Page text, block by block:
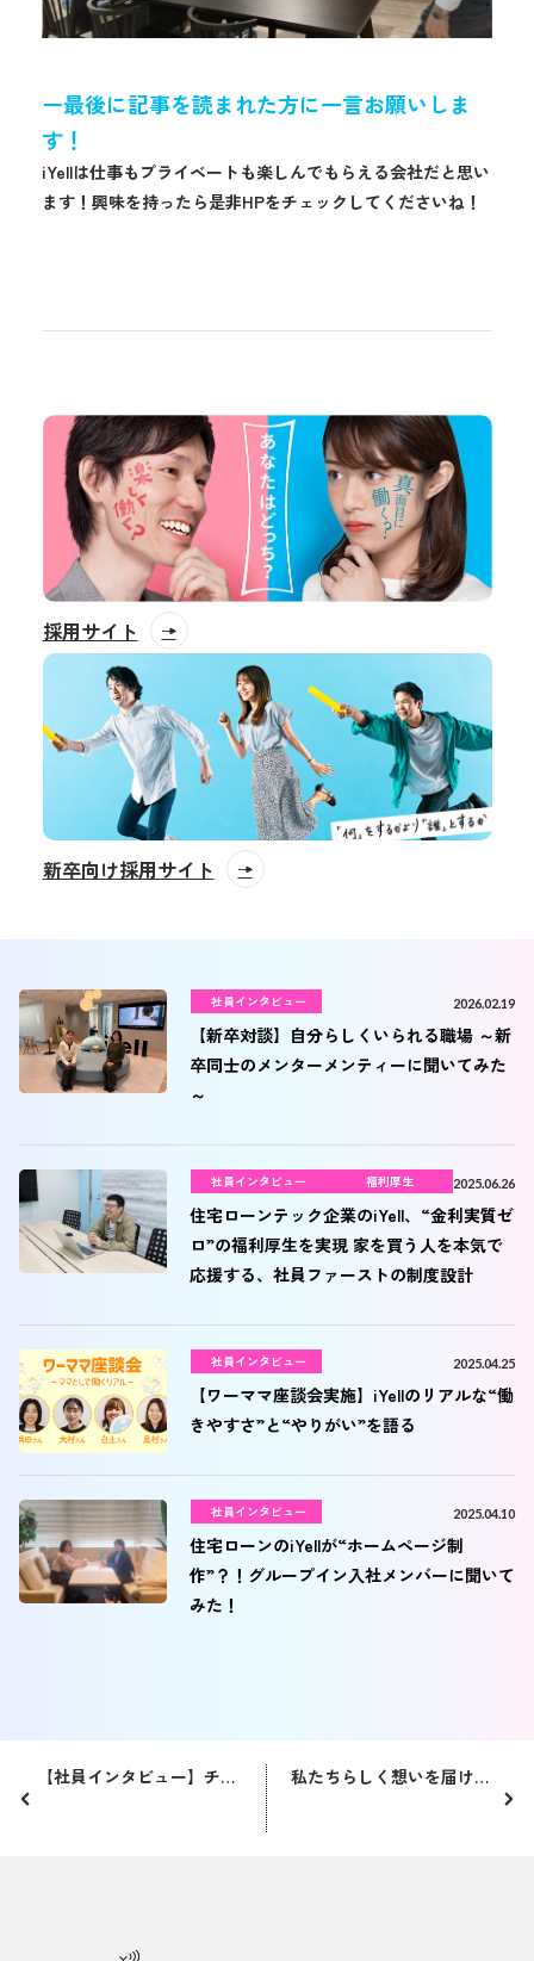
ー最後に記事を読まれた方に一言お願いしま
す！
iYellは仕事もプライベートも楽しんでもらえる会社だと思い
ます！興味を持ったら是非HPをチェックしてくださいね！
採用サイト
新卒向け採用サイト
社員インタビュー 2026.02.19
【新卒対談】自分らしくいられる職場 ～新
卒同士のメンターメンティーに聞いてみた
～
社員インタビュー 福利厚生 2025.06.26
住宅ローンテック企業のiYell、“金利実質ゼ
ロ”の福利厚生を実現 家を買う人を本気で
応援する、社員ファーストの制度設計
社員インタビュー 2025.04.25
【ワーママ座談会実施】iYellのリアルな“働
きやすさ”と“やりがい”を語る
社員インタビュー 2025.04.10
住宅ローンのiYellが“ホームページ制
作”？！グループイン入社メンバーに聞いて
みた！
【社員インタビュー】チームの力で成功させた名古屋支店立ち上げ 私たちらしく想いを届ける。ノベルティでふりかえるiYellの2022年。